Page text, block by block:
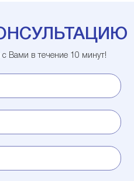
Вами в течение 10 минут!